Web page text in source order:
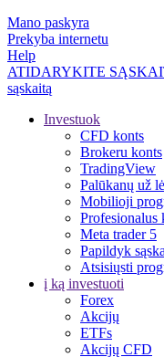
Mano paskyra
Prekyba internetu
Help
ATIDARYKITE
sąskaitą
Investuok
CFD konts
Brokeru konts
TradingView
Palūkanų už
Mobilioji
Profesionalus
Meta trader 5
Papildyk
Atsisiųsti
į ką investuoti
Forex
Akcijų
ETFs
Akcijų CFD